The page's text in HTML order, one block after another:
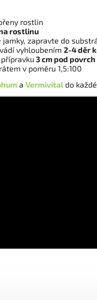
rostlin
rostlinu
jamky, zapravte do
vyhloubením 2-4 děr
3 cm pod
v poměru 1,5:100
a Vermivital do